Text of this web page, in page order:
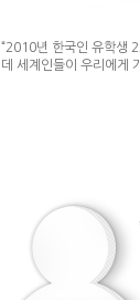
“2010년 한국인 유학생
데 세계인들이 우리에게